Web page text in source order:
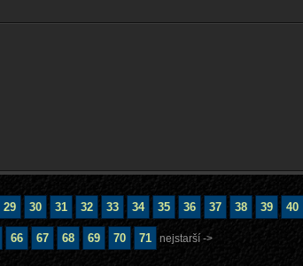
29 30 31 32 33 34 35 36 37 38 39 40
66 67 68 69 70 71 nejstarší ->